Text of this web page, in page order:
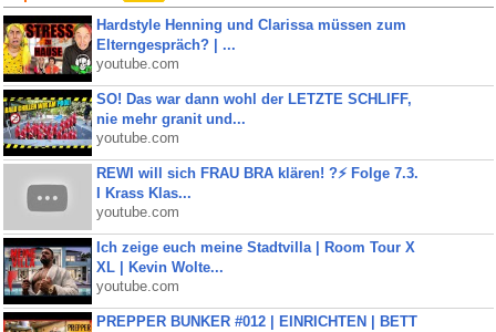
Hardstyle Henning und Clarissa müssen zum
Elterngespräch? | ...
youtube.com
SO! Das war dann wohl der LETZTE SCHLIFF,
nie mehr granit und...
youtube.com
REWI will sich FRAU BRA klären! ?⚡️ Folge 7.3.
I Krass Klas...
youtube.com
Ich zeige euch meine Stadtvilla | Room Tour X
XL | Kevin Wolte...
youtube.com
PREPPER BUNKER #012 | EINRICHTEN | BETT